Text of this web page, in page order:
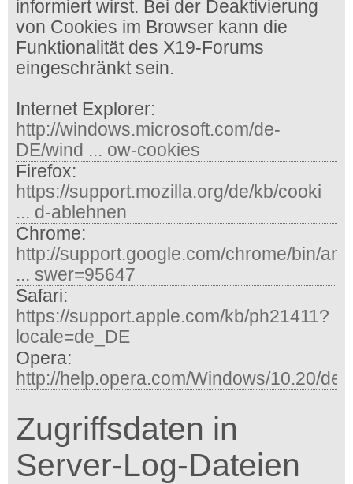
informiert wirst. Bei der Deaktivierung
von Cookies im Browser kann die
Funktionalität des X19-Forums
eingeschränkt sein.
Internet Explorer:
http://windows.microsoft.com/de-
DE/wind ... ow-cookies
Firefox:
https://support.mozilla.org/de/kb/cooki
... d-ablehnen
Chrome:
http://support.google.com/chrome/bin/an
... swer=95647
Safari:
https://support.apple.com/kb/ph21411?
locale=de_DE
Opera:
http://help.opera.com/Windows/10.20/de/
Zugriffsdaten in
Server-Log-Dateien